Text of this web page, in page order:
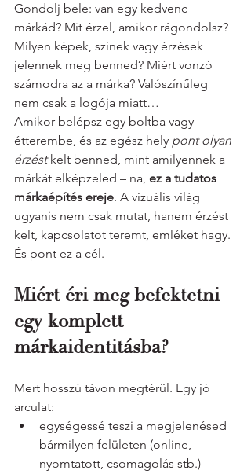
Gondolj bele: van egy kedvenc
márkád? Mit érzel, amikor rágondolsz?
Milyen képek, színek vagy érzések
jelennek meg benned? Miért vonzó
számodra az a márka? Valószínűleg
nem csak a logója miatt…
Amikor belépsz egy boltba vagy
étterembe, és az egész hely pont olyan
érzést kelt benned, mint amilyennek a
márkát elképzeled – na, ez a tudatos
márkaépítés ereje. A vizuális világ
ugyanis nem csak mutat, hanem érzést
kelt, kapcsolatot teremt, emléket hagy.
És pont ez a cél.
Miért éri meg befektetni
egy komplett
márkaidentitásba?
Mert hosszú távon megtérül. Egy jó
arculat:
egységessé teszi a megjelenésed
bármilyen felületen (online,
nyomtatott, csomagolás stb.)